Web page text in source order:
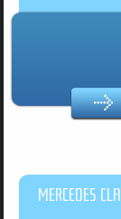
MERCEDES